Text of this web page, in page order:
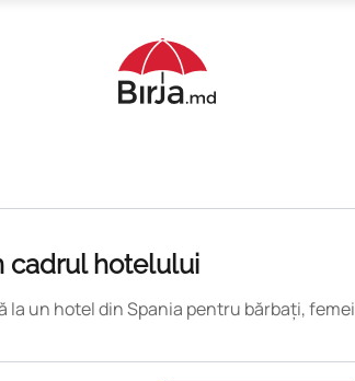
cadrul hotelului
la un hotel din Spania pentru bărbați, femei